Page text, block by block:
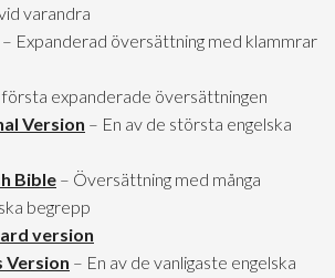
varandra
– Expanderad översättning med klammrar
expanderade översättningen
Version – En av de största engelska
Bible – Översättning med många
begrepp
version
Version – En av de vanligaste engelska